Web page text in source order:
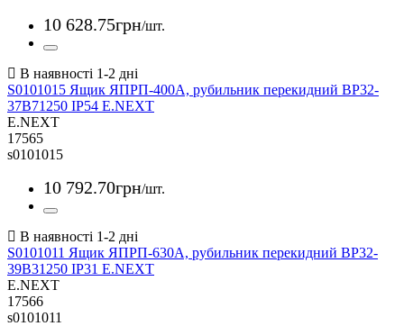
10 628.75грн/шт.
S0101015 Ящик ЯПРП-400А, рубильник перекидний BP32-
37B71250 IP54 E.NEXT
E.NEXT
17565
s0101015
10 792.70грн/шт.
S0101011 Ящик ЯПРП-630А, рубильник перекидний BP32-
39B31250 IP31 E.NEXT
E.NEXT
17566
s0101011